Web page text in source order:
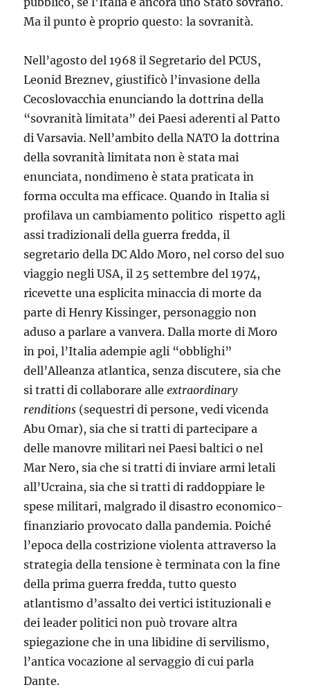
Ma il punto è proprio questo: la sovranità.
Nell’agosto del 1968 il Segretario del PCUS,
Leonid Breznev, giustificò l’invasione della
Cecoslovacchia enunciando la dottrina della
“sovranità limitata” dei Paesi aderenti al Patto
di Varsavia. Nell’ambito della NATO la dottrina
della sovranità limitata non è stata mai
enunciata, nondimeno è stata praticata in
forma occulta ma efficace. Quando in Italia si
profilava un cambiamento politico rispetto agli
assi tradizionali della guerra fredda, il
segretario della DC Aldo Moro, nel corso del suo
viaggio negli USA, il 25 settembre del 1974,
ricevette una esplicita minaccia di morte da
parte di Henry Kissinger, personaggio non
aduso a parlare a vanvera. Dalla morte di Moro
in poi, l’Italia adempie agli “obblighi”
dell’Alleanza atlantica, senza discutere, sia che
si tratti di collaborare alleextraordinary
renditions (sequestri di persone, vedi vicenda
Abu Omar), sia che si tratti di partecipare a
delle manovre militari nei Paesi baltici o nel
Mar Nero, sia che si tratti di inviare armi letali
all’Ucraina, sia che si tratti di raddoppiare le
spese militari, malgrado il disastro economico-
finanziario provocato dalla pandemia. Poiché
l’epoca della costrizione violenta attraverso la
strategia della tensione è terminata con la fine
della prima guerra fredda, tutto questo
atlantismo d’assalto dei vertici istituzionali e
dei leader politici non può trovare altra
spiegazione che in una libidine di servilismo,
l’antica vocazione al servaggio di cui parla
Dante.